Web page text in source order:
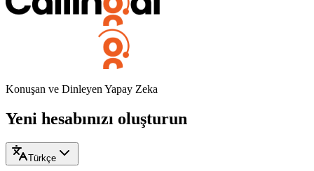
Konuşan ve Dinleyen Yapay Zeka
Yeni hesabınızı oluşturun
Türkçe